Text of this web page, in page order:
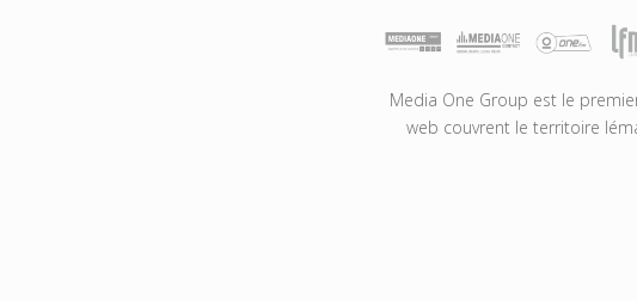
Media One Group est le
web couvrent le territoire